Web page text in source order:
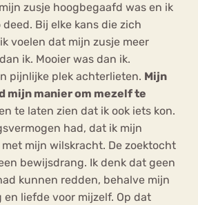
zusje hoogbegaafd was en ik
deed. Bij elke kans die zich
voelen dat mijn zusje meer
ik. Mooier was dan ik.
pijnlijke plek achterlieten. Mijn
mijn manier om mezelf te
te laten zien dat ik ook iets kon.
had, dat ik mijn
mijn wilskracht. De zoektocht
bewijsdrang. Ik denk dat geen
kunnen redden, behalve mijn
liefde voor mijzelf. Op dat